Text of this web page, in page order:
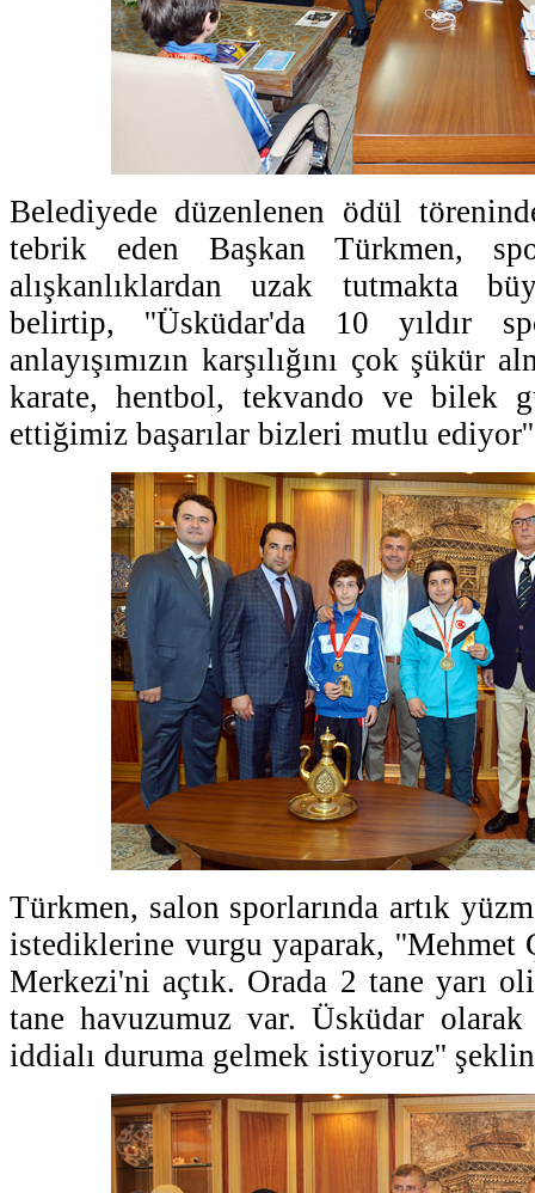
Belediyede düzenlenen ödül
tebrik eden Başkan Türkmen,
alışkanlıklardan uzak tutmakta
belirtip, ''Üsküdar'da 10 yıldır
anlayışımızın karşılığını çok şükür
karate, hentbol, tekvando ve bilek
ettiğimiz başarılar bizleri mutlu
Türkmen, salon sporlarında artık
istediklerine vurgu yaparak, ''Mehmet
Merkezi'ni açtık. Orada 2 tane yarı
tane havuzumuz var. Üsküdar
iddialı duruma gelmek istiyoruz''